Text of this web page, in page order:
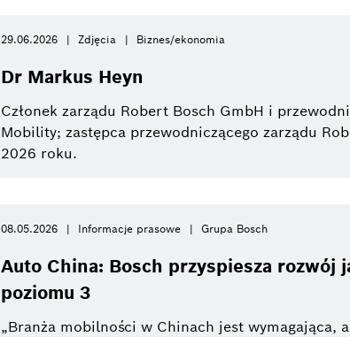
29.06.2026 Zdjęcia Biznes/ekonomia
Dr Markus Heyn
Członek zarządu Robert Bosch GmbH i
Mobility; zastępca przewodniczącego zarządu
2026 roku.
08.05.2026 Informacje prasowe Grupa Bosch
Auto China: Bosch przyspiesza rozwój
poziomu 3
„Branża mobilności w Chinach jest wymagająca,